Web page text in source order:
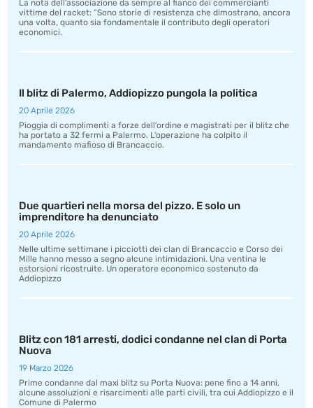
La nota dell’associazione da sempre al fianco dei commercianti
vittime del racket: “Sono storie di resistenza che dimostrano, ancora
una volta, quanto sia fondamentale il contributo degli operatori
economici.
Il blitz di Palermo, Addiopizzo pungola la politica
20 Aprile 2026
Pioggia di complimenti a forze dell’ordine e magistrati per il blitz che
ha portato a 32 fermi a Palermo. L’operazione ha colpito il
mandamento mafioso di Brancaccio.
Due quartieri nella morsa del pizzo. E solo un
imprenditore ha denunciato
20 Aprile 2026
Nelle ultime settimane i picciotti dei clan di Brancaccio e Corso dei
Mille hanno messo a segno alcune intimidazioni. Una ventina le
estorsioni ricostruite. Un operatore economico sostenuto da
Addiopizzo
Blitz con 181 arresti, dodici condanne nel clan di Porta
Nuova
19 Marzo 2026
Prime condanne dal maxi blitz su Porta Nuova: pene fino a 14 anni,
alcune assoluzioni e risarcimenti alle parti civili, tra cui Addiopizzo e il
Comune di Palermo